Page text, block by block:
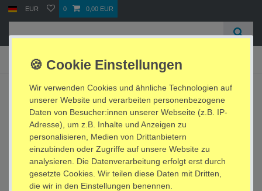
EUR 0 0,00 EUR
Wir verwenden Cookies und ähnliche Technologien auf
unserer Website und verarbeiten personenbezogene
Daten von Besucher:innen unserer Webseite (z.B. IP-
Adresse), um z.B. Inhalte und Anzeigen zu
personalisieren, Medien von Drittanbietern
einzubinden oder Zugriffe auf unsere Website zu
analysieren. Die Datenverarbeitung erfolgt erst durch
gesetzte Cookies. Wir teilen diese Daten mit Dritten,
die wir in den Einstellungen benennen.
Vorkasse / Banküberweisung
PayPal / Express / Plus
SEPA Lastschrift
Debit- oder Kreditkarte
BAR bei Abholung
SOFORT Überweisung
Versand Info